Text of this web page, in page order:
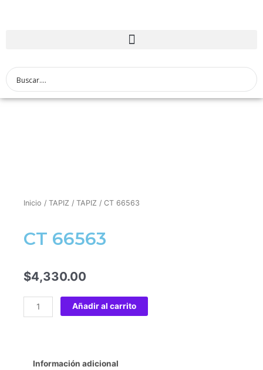
Inicio / TAPIZ / TAPIZ / CT 66563
CT 66563
$4,330.00
Añadir al carrito
Información adicional